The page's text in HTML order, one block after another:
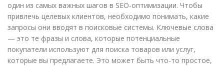
один из самых важных шагов в SEO-оптимизации. Чтобы
привлечь целевых клиентов, необходимо понимать, какие
запросы они вводят в поисковые системы. Ключевые слова
— это те фразы и слова, которые потенциальные
покупатели используют для поиска товаров или услуг,
которые вы предлагаете. Это может быть что-то простое,